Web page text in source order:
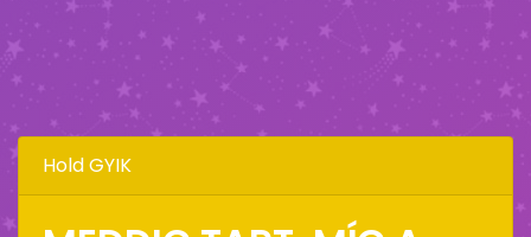
Hold GYIK